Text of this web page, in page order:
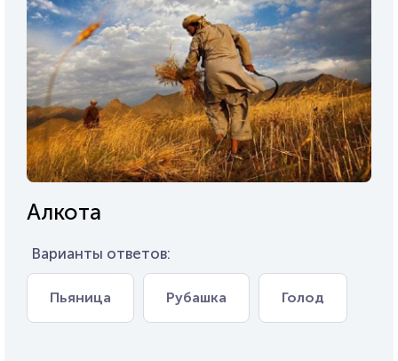
Алкота
Варианты ответов:
Пьяница Рубашка Голод